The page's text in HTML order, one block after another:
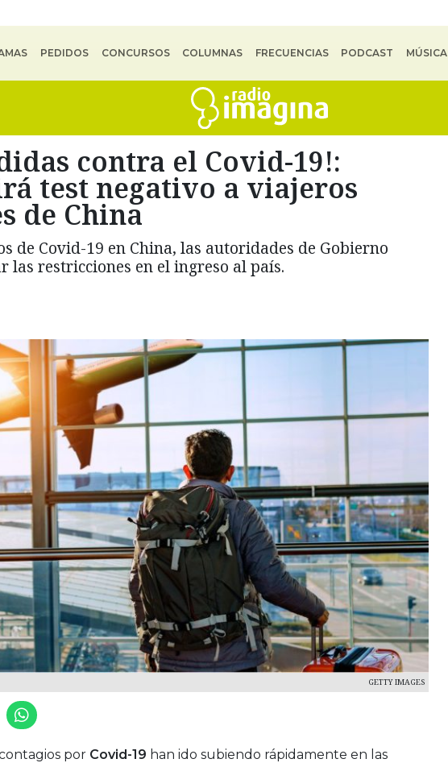
PEDIDOS CONCURSOS COLUMNAS FRECUENCIAS PODCAST MÚSICA
contra el Covid-19!:
test negativo a viajeros
de China
de Covid-19 en China, las autoridades de Gobierno
las restricciones en el ingreso al país.
GETTY IMAGES
por Covid-19 han ido subiendo rápidamente en las